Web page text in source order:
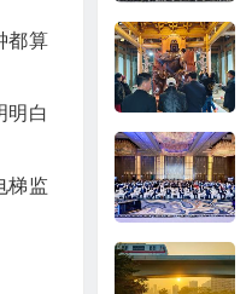
都算
明白
梯监